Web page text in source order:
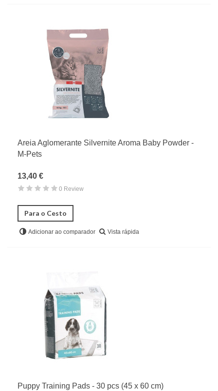
Areia Aglomerante Silvernite Aroma Baby Powder -
M-Pets
13,40 €
0 Review
Para o Cesto
Adicionar ao comparador Vista rápida
Puppy Training Pads - 30 pcs (45 x 60 cm)